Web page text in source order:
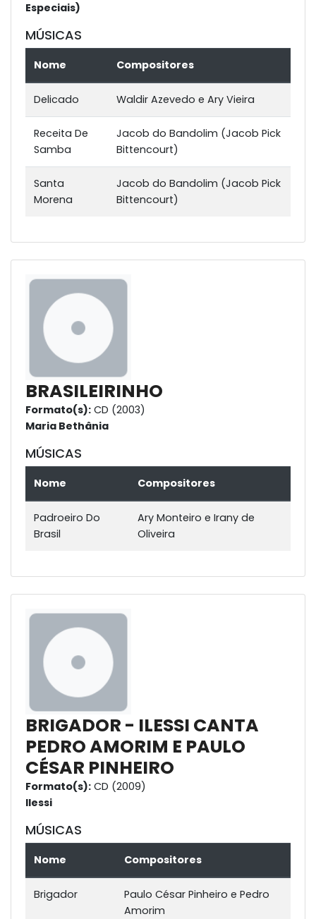
Especiais)
MÚSICAS
Nome Compositores
Delicado Waldir Azevedo e Ary Vieira
Receita De
Samba
Jacob do Bandolim (Jacob Pick
Bittencourt)
Santa
Morena
Jacob do Bandolim (Jacob Pick
Bittencourt)
BRASILEIRINHO
Formato(s): CD (2003)
Maria Bethânia
MÚSICAS
Nome Compositores
Padroeiro Do
Brasil
Ary Monteiro e Irany de
Oliveira
BRIGADOR - ILESSI CANTA
PEDRO AMORIM E PAULO
CÉSAR PINHEIRO
Formato(s): CD (2009)
Ilessi
MÚSICAS
Nome Compositores
Brigador
Paulo César Pinheiro e Pedro
Amorim